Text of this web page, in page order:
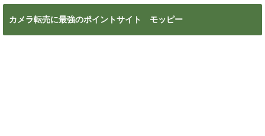
カメラ転売に最強のポイントサイト モッピー